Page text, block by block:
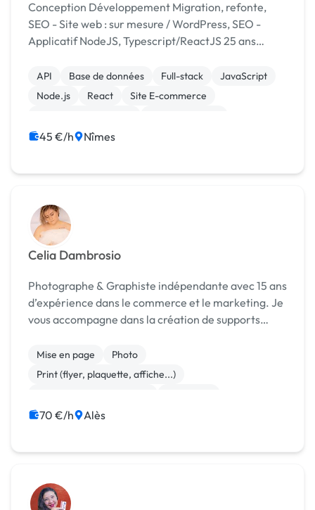
Conception Développement Migration, refonte,
SEO - Site web : sur mesure / WordPress, SEO -
Applicatif NodeJS, Typescript/ReactJS 25 ans
🤛🏼
API Base de données Full-stack
JavaScript
Node.js
React
Site E-commerce
Création de site internet
45 €/h Nîmes
Celia Dambrosio
Photographe & Graphiste indépendante avec 15 ans
d’expérience dans le commerce et le marketing. Je
vous accompagne dans la création de supports
Mise en page
Photo
Print (flyer, plaquette, affiche...)
Communication
70 €/h Alès